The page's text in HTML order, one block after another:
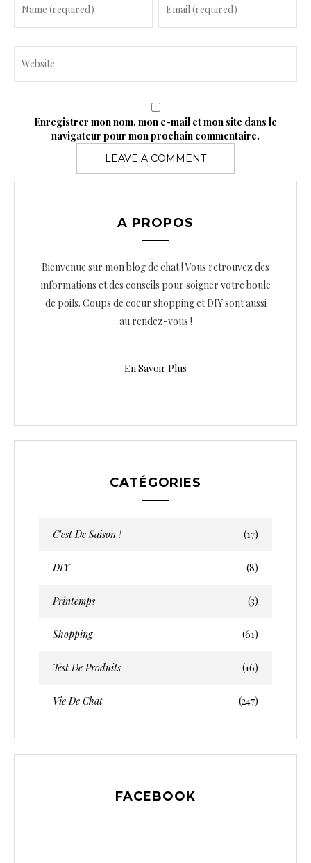
Enregistrer mon nom, mon e-mail et mon site dans le
navigateur pour mon prochain commentaire.
A PROPOS
Bienvenue sur mon blog de chat ! Vous retrouvez des
informations et des conseils pour soigner votre boule
de poils. Coups de coeur shopping et DIY sont aussi
au rendez-vous !
En Savoir Plus
CATÉGORIES
C'est De Saison ! (17)
DIY (8)
Printemps (3)
Shopping (61)
Test De Produits (16)
Vie De Chat (247)
FACEBOOK